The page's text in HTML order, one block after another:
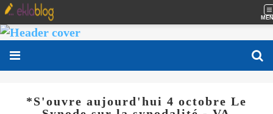
*S'ouvre aujourd'hui 4 octobre Le